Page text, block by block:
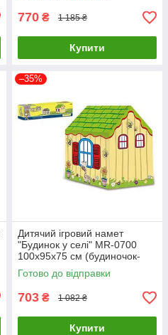
770 ₴ 1 185 ₴
Купити
–35%
Дитячий ігровий намет
"Будинок у селі" MR-0700
100х95х75 см (будиночок-
намет, ігровий будиночок)
Готово до відправки
703 ₴ 1 082 ₴
Купити